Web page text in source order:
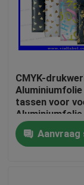
Huis
Producten
CMYK-
tassen voor
zak
Aanvraag